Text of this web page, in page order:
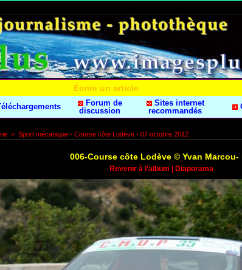
Écrire un article
Forum de
discussion
Sites internet
recommandés
> Sport mécanique - Course côte Lodève - 07 octobre 2012
006-Course côte Lodève © Yvan Marcou-
Revenir à l'album Diaporama